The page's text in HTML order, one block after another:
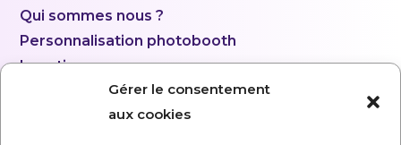
Gérer le consentement
aux cookies
Qui sommes nous ?
Personnalisation photobooth
Location